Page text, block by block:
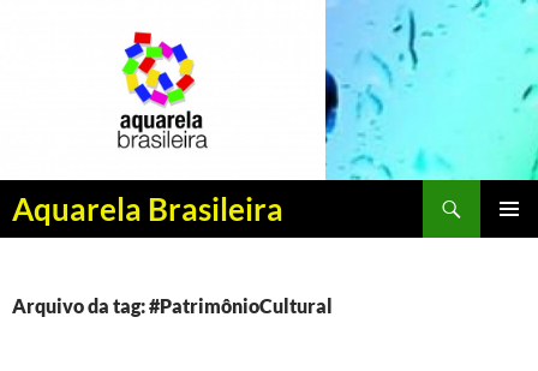
Aquarela Brasileira
Pesquisar
PULAR
CONTEÚDO
Arquivo da tag: #PatrimônioCultural